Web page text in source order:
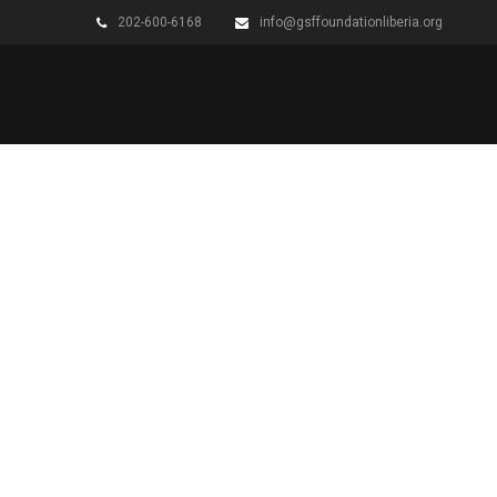
202-600-6168 info@gsffoundationliberia.org